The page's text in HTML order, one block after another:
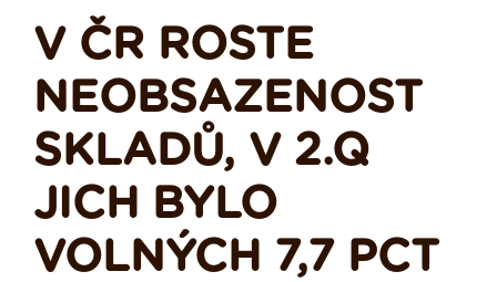
V ČR ROSTE
NEOBSAZENOST
SKLADŮ, V 2.Q
JICH BYLO
VOLNÝCH 7,7 PCT